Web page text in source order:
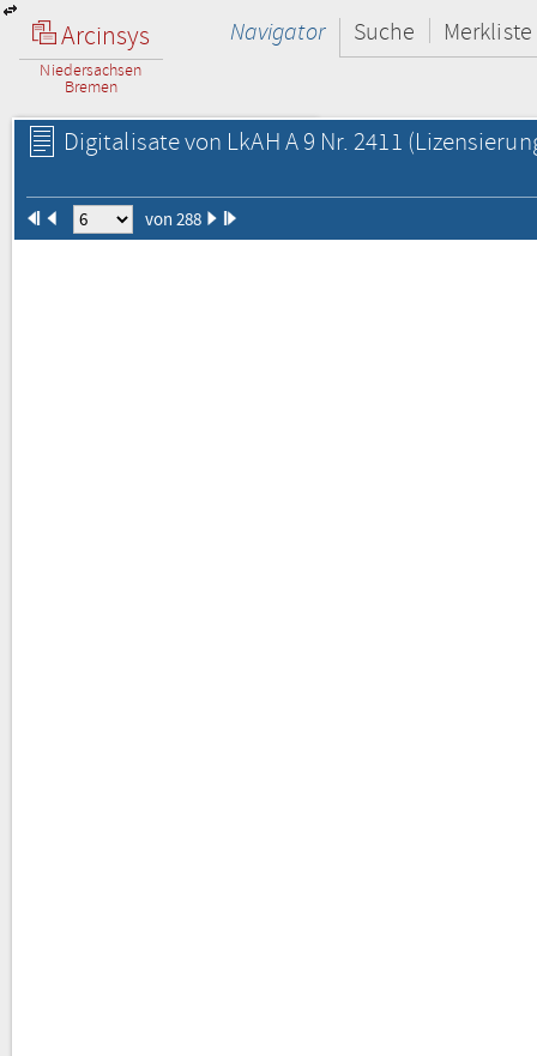
Arcinsys
Niedersachsen
Bremen
Navigator Suche Merkliste
Digitalisate von LkAH A 9 Nr. 2411
von 288